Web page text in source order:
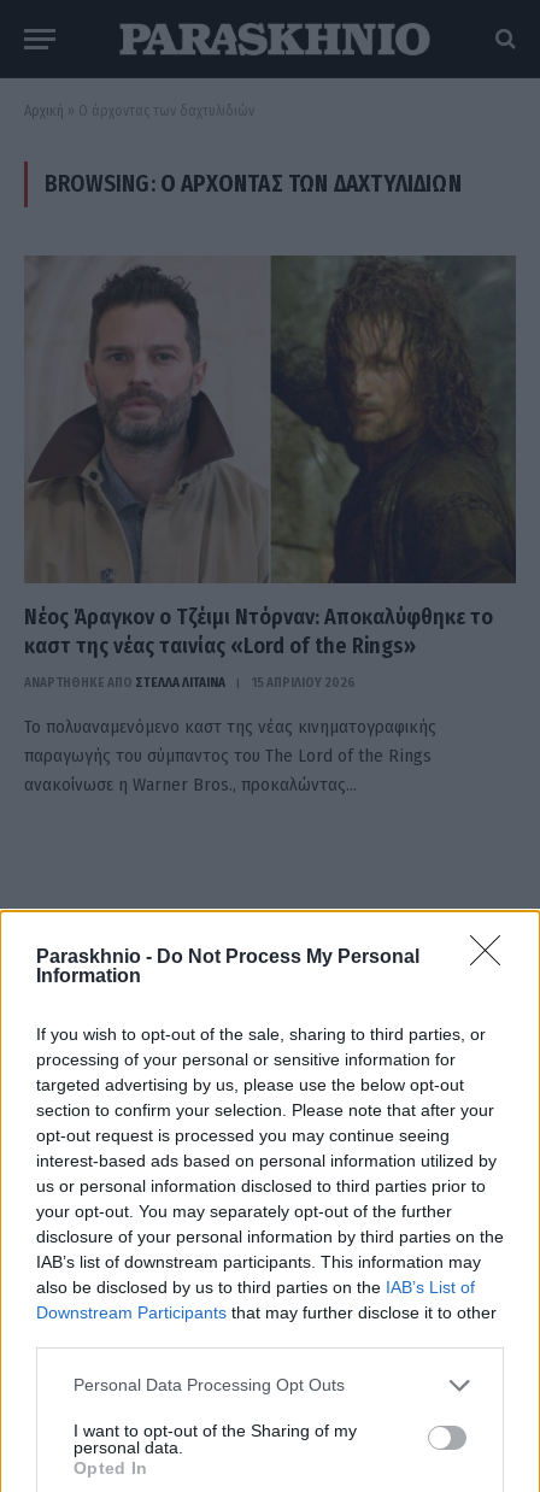
Paraskhnio - Do Not Process My Personal
Information
If you wish to opt-out of the sale, sharing to third parties, or
processing of your personal or sensitive information for
targeted advertising by us, please use the below opt-out
section to confirm your selection. Please note that after your
opt-out request is processed you may continue seeing
interest-based ads based on personal information utilized by
us or personal information disclosed to third parties prior to
your opt-out. You may separately opt-out of the further
disclosure of your personal information by third parties on the
IAB’s list of downstream participants. This information may
also be disclosed by us to third parties on the IAB’s List of
Downstream Participants that may further disclose it to other
Please note that this website/app uses one or more Google
not limited to your visit or usage behaviour. You may click to
grant or deny consent to Google and its third-party tags to
use your data for below specified purposes in below Google
Personal Data Processing Opt Outs
I want to opt-out of the Sharing of my
personal data.
Opted In
Αρχική » Ο άρχοντας των δαχτυλιδιών
BROWSING: Ο ΆΡΧΟΝΤΑΣ ΤΩΝ ΔΑΧΤΥΛΙΔΙΏΝ
Νέος Άραγκον ο Τζέιμι Ντόρναν: Αποκαλύφθηκε το
καστ της νέας ταινίας «Lord of the Rings»
ΑΝΑΡΤΗΘΗΚΕ ΑΠΟ ΣΤΈΛΛΑ ΛΊΤΑΙΝΑ 15 ΑΠΡΙΛΊΟΥ 2026
Το πολυαναμενόμενο καστ της νέας κινηματογραφικής
παραγωγής του σύμπαντος του The Lord of the Rings
ανακοίνωσε η Warner Bros., προκαλώντας…
ΣΧΕΤΙΚΑ ΜΕ ΕΜΑΣ